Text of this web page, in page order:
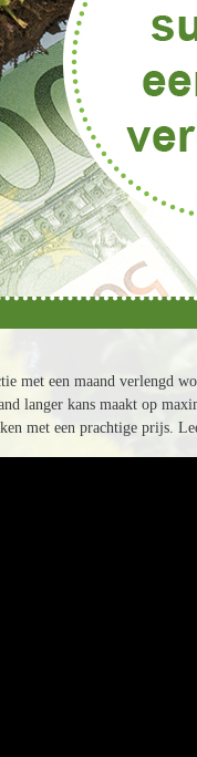
met een maand verlengd
langer kans maakt op
met een prachtige prijs.